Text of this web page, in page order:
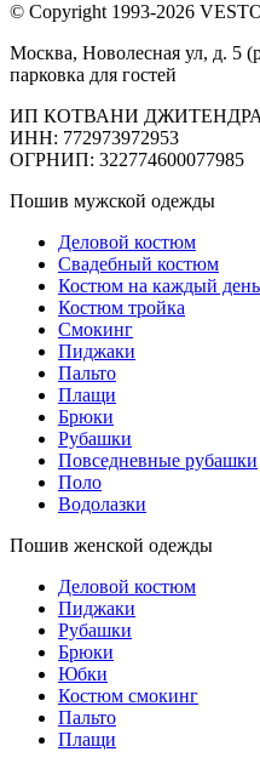
© Copyright 1993-2026
Москва, Новолесная ул, д. 5
парковка для гостей
ИП КОТВАНИ
ИНН: 772973972953
ОГРНИП: 322774600077985
Пошив мужской одежды
Деловой костюм
Свадебный костюм
Костюм на каждый день
Костюм тройка
Смокинг
Пиджаки
Пальто
Плащи
Брюки
Рубашки
Повседневные рубашки
Поло
Водолазки
Пошив женской одежды
Деловой костюм
Пиджаки
Рубашки
Брюки
Юбки
Костюм смокинг
Пальто
Плащи